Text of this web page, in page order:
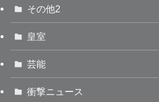
その他2
皇室
芸能
衝撃ニュース